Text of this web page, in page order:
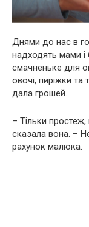
Днями до нас в
надходять мами і
смачненьке для
овочі, пиріжки
дала грошей.
– Тільки
сказала вона. –
рахунок малюка.